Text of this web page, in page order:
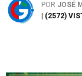
POR JOSÉ
| (2572)